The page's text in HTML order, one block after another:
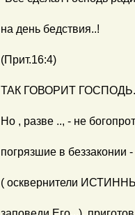
на день бедствия..!
(Прит.16:4)
ТАК ГОВОРИТ
Но , разве .., - не
погрязшие в беззаконии -
( осквернители